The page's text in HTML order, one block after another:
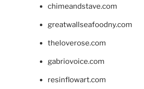
chimeandstave.com
greatwallseafoodny.com
theloverose.com
gabriovoice.com
resinflowart.com